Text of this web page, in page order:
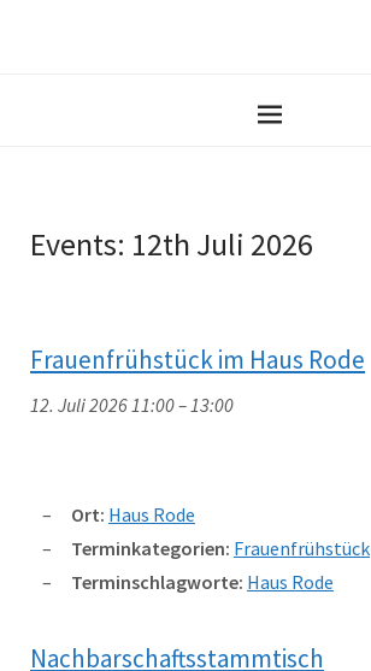
Events: 12th Juli 2026
Frauenfrühstück im Haus Rode
12. Juli 2026 11:00–13:00
Ort: Haus Rode
Terminkategorien: Frauenfrühstück
Terminschlagworte: Haus Rode
Nachbarschaftsstammtisch